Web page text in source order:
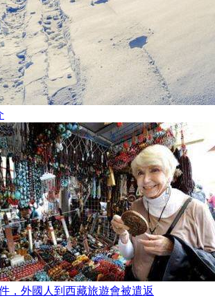
，外國人到西藏旅遊會被遣返